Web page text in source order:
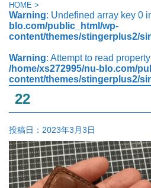
HOME >
Warning: Undefined array key 0
blo.com/public_html/wp-
content/themes/stingerplus2/
Warning: Attempt to read
/home/xs272995/nu-blo.com/
content/themes/stingerplus2/
22
投稿日： 2023年3月3日